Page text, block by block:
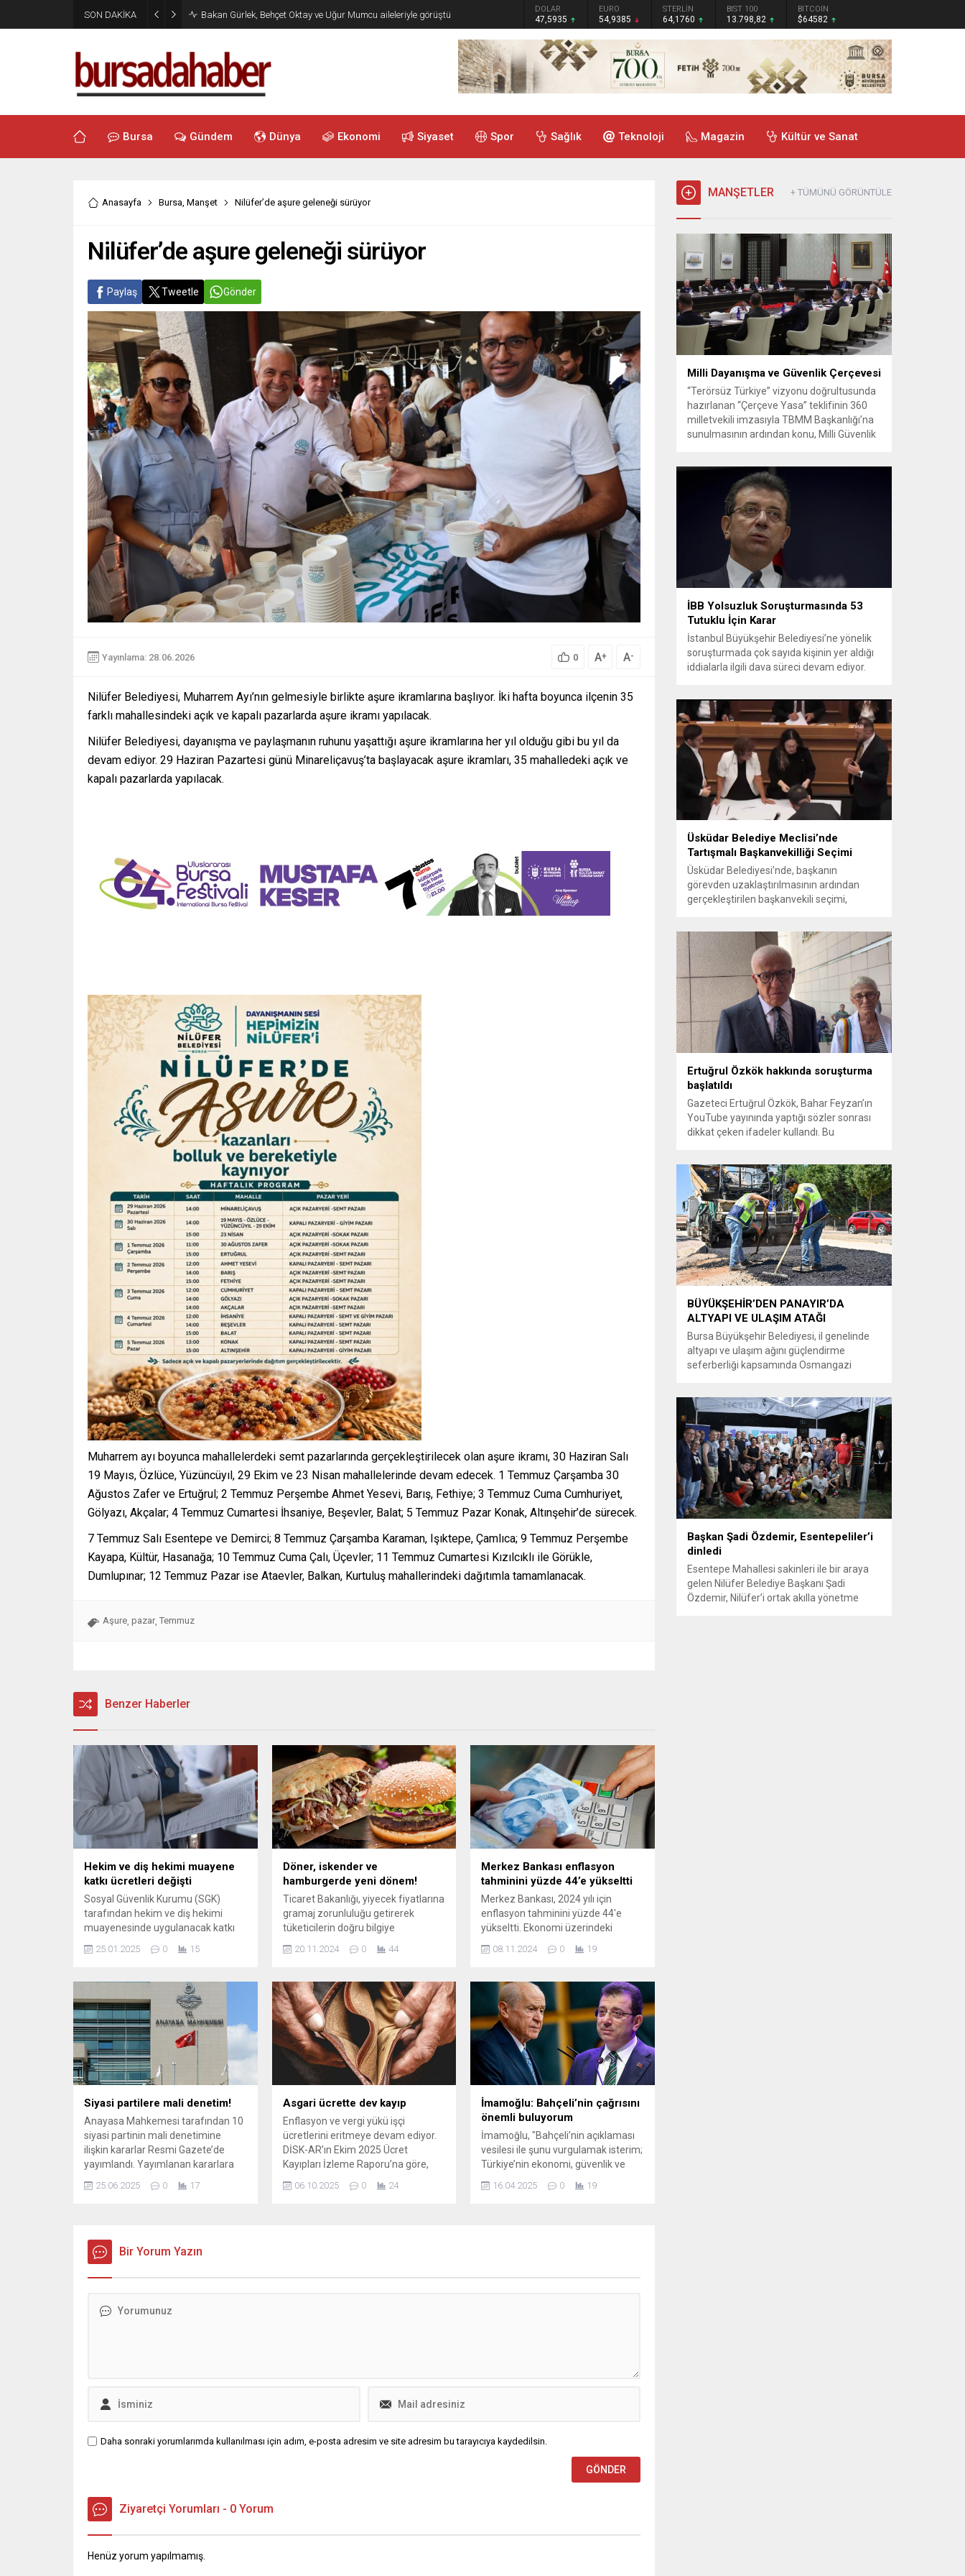
SON DAKİKA Bakan Gürlek, Behçet Oktay ve Uğur Mumcu aileleriyle görüştü DOLAR
47,5935
EURO
54,9385
STERLİN
64,1760
BIST 100
13.798,82
BITCOIN
$64582
Bursa Gündem Dünya Ekonomi Siyaset Spor Sağlık Teknoloji Magazin Kültür ve Sanat
Anasayfa Bursa, Manşet Nilüfer’de aşure geleneği sürüyor
Nilüfer’de aşure geleneği sürüyor
Paylaş Tweetle Gönder
Yayınlama: 28.06.2026 0 A+ A-
Nilüfer Belediyesi, Muharrem Ayı’nın gelmesiyle birlikte aşure ikramlarına başlıyor. İki hafta boyunca ilçenin 35
farklı mahallesindeki açık ve kapalı pazarlarda aşure ikramı yapılacak.
Nilüfer Belediyesi, dayanışma ve paylaşmanın ruhunu yaşattığı aşure ikramlarına her yıl olduğu gibi bu yıl da
devam ediyor. 29 Haziran Pazartesi günü Minareliçavuş’ta başlayacak aşure ikramları, 35 mahalledeki açık ve
kapalı pazarlarda yapılacak.
Muharrem ayı boyunca mahallelerdeki semt pazarlarında gerçekleştirilecek olan aşure ikramı, 30 Haziran Salı
19 Mayıs, Özlüce, Yüzüncüyıl, 29 Ekim ve 23 Nisan mahallelerinde devam edecek. 1 Temmuz Çarşamba 30
Ağustos Zafer ve Ertuğrul; 2 Temmuz Perşembe Ahmet Yesevi, Barış, Fethiye; 3 Temmuz Cuma Cumhuriyet,
Gölyazı, Akçalar; 4 Temmuz Cumartesi İhsaniye, Beşevler, Balat; 5 Temmuz Pazar Konak, Altınşehir’de sürecek.
7 Temmuz Salı Esentepe ve Demirci; 8 Temmuz Çarşamba Karaman, Işıktepe, Çamlıca; 9 Temmuz Perşembe
Kayapa, Kültür, Hasanağa; 10 Temmuz Cuma Çalı, Üçevler; 11 Temmuz Cumartesi Kızılcıklı ile Görükle,
Dumlupınar; 12 Temmuz Pazar ise Ataevler, Balkan, Kurtuluş mahallerindeki dağıtımla tamamlanacak.
Aşure pazar Temmuz
Benzer Haberler
Hekim ve diş hekimi muayene
katkı ücretleri değişti
Sosyal Güvenlik Kurumu (SGK)
tarafından hekim ve diş hekimi
muayenesinde uygulanacak katkı
Resmi Gazete'de yayımlandı.
25.01.2025 0 15
Döner, iskender ve
hamburgerde yeni dönem!
Ticaret Bakanlığı, yiyecek fiyatlarına
gramaj zorunluluğu getirerek
tüketicilerin doğru bilgiye
düzenleme, piyasalardaki şeffaflığı
etkileri için makalemizi okuyun.
20.11.2024 0 44
Merkez Bankası enflasyon
tahminini yüzde 44’e yükseltti
Merkez Bankası, 2024 yılı için
enflasyon tahminini yüzde 44'e
yükseltti. Ekonomi üzerindeki
yansımaları hakkında detaylı
08.11.2024 0 19
Siyasi partilere mali denetim!
Anayasa Mahkemesi tarafından 10
siyasi partinin mali denetimine
ilişkin kararlar Resmi Gazete’de
yayımlandı. Yayımlanan kararlara
göre mali denetim yapılan partiler
şöyle: Cumhuriyet Halk Partisi, Genç
25.06.2025 0 17
Asgari ücrette dev kayıp
Enflasyon ve vergi yükü işçi
ücretlerini eritmeye devam ediyor.
DİSK-AR’ın Ekim 2025 Ücret
Kayıpları İzleme Raporu’na göre,
2025 yılının ilk dokuz ayında asgari
ücretten en az 1 trilyon 328 milyar
06.10.2025 0 24
İmamoğlu: Bahçeli’nin çağrısını
önemli buluyorum
İmamoğlu, "Bahçeli’nin açıklaması
vesilesi ile şunu vurgulamak isterim;
Türkiye’nin ekonomi, güvenlik ve
adalet gibi ağır beka meseleleri
vardır. Beka meselesi olmayan bir
16.04.2025 0 19
Bir Yorum Yazın
Daha sonraki yorumlarımda kullanılması için adım, e-posta adresim ve site adresim bu tarayıcıya kaydedilsin.
Ziyaretçi Yorumları - 0 Yorum
Henüz yorum yapılmamış.
MANŞETLER + TÜMÜNÜ GÖRÜNTÜLE
Milli Dayanışma ve Güvenlik Çerçevesi
“Terörsüz Türkiye” vizyonu doğrultusunda
hazırlanan “Çerçeve Yasa” teklifinin 360
milletvekili imzasıyla TBMM Başkanlığı’na
sunulmasının ardından konu, Milli Güvenlik
maddelik bildiri, ülke güvenliği ve bölgesel
gelişmelere dair değerlendirmeleri
içermektedir. Yaklaşık 2 saat 15 dakika
süren oturumun sonuç metninde; terörle
mücadele, bölgesel istikrar,...
İBB Yolsuzluk Soruşturmasında 53
Tutuklu İçin Karar
İstanbul Büyükşehir Belediyesi’ne yönelik
soruşturmada çok sayıda kişinin yer aldığı
iddialarla ilgili dava süreci devam ediyor.
değerlendirdi. İnceleme sonucunda,
aralarında Ekrem İmamoğlu’nun da
bulunduğu 53 tutuklu hakkında tutukluluk
hallerinin sürdürülmesine karar verildi.
İddialar ve değerlendirilen talepler
Soruşturma kapsamında sanıklara
yöneltilen...
Üsküdar Belediye Meclisi’nde
Tartışmalı Başkanvekilliği Seçimi
Üsküdar Belediyesi’nde, başkanın
görevden uzaklaştırılmasının ardından
gerçekleştirilen başkanvekili seçimi,
oylamada usul ve gizlilikle ilgili ciddi iddialar
ortaya atıldı; bazı oyların geçersiz
sayılması ve meclis içindeki yönlendirmeler
kamuoyunda tepkilere yol açtı. Seçim
sürecinde yaşanan gelişmeler, parti
grupları arasındaki gerilimi artırdı. CHP’nin...
Ertuğrul Özkök hakkında soruşturma
başlatıldı
Gazeteci Ertuğrul Özkök, Bahar Feyzan’ın
YouTube yayınında yaptığı sözler sonrası
dikkat çeken ifadeler kullandı. Bu
‘Cumhurbaşkanına hakaret’ suçundan
re’sen soruşturma başlatıldı. Özkök,
hakkındaki soruşturma kapsamında
Çağlayan’daki İstanbul Adalet Sarayı’na
giderek savcılığa ifade verdi. İfadesinin
ardından adliyeden ayrıldığı bildirildi.
Programdaki sözleri ve savunması...
BÜYÜKŞEHİR’DEN PANAYIR’DA
ALTYAPI VE ULAŞIM ATAĞI
Bursa Büyükşehir Belediyesi, il genelinde
altyapı ve ulaşım ağını güçlendirme
seferberliği kapsamında Osmangazi
Büyükşehir Belediyesi, BUSKİ Genel
Müdürlüğü ve Ulaşım Dairesi Başkanlığı
koordinasyonuyla Osmangazi ilçesine bağlı
Panayır Mahallesi 3’üncü Pınar
Caddesi’nde altyapı ve üstyapıyı yenileme
çalışmalarında sona yaklaştı. Bölgenin en...
Başkan Şadi Özdemir, Esentepeliler’i
dinledi
Esentepe Mahallesi sakinleri ile bir araya
gelen Nilüfer Belediye Başkanı Şadi
Özdemir, Nilüfer’i ortak akılla yönetme